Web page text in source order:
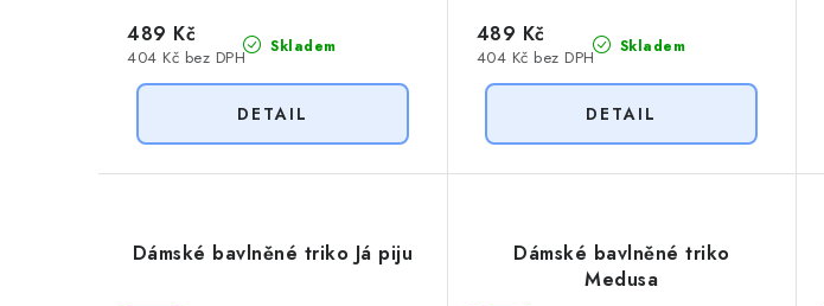
Skladem
404 Kč bez DPH
489 Kč Skladem
404 Kč bez DPH
489 Kč
Dámské bavlněné triko Já piju
Dámské bavlněné triko
Medusa